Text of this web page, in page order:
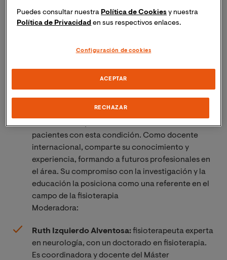
Abordaremos el entrenamiento terapéutico de manera
específica y efectiva en pacientes con lesión medular.
conocimientos y llevar tu práctica al siguiente nivel!
Marina Milian Alonso:fisioterapeuta experta e
investigadora en lesión medular, reconocida por
pacientes con esta condición. Como docente
internacional, comparte su conocimiento y
experiencia, formando a futuros profesionales en
el área. Su compromiso con la investigación y la
educación la posiciona como una referente en el
campo de la fisioterapia
Moderadora:
Ruth Izquierdo Alventosa:fisioterapeuta experta
en neurología, con un doctorado en fisioterapia.
Es coordinadora y docente del Máster
Puedes consultar nuestra Política de Cookies y nuestra
Política de Privacidad en sus respectivos enlaces.
Configuración de cookies
RECHAZAR
ACEPTAR